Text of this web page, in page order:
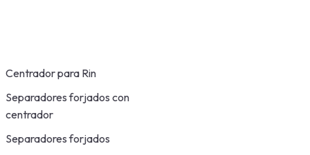
Centrador para Rin
Separadores forjados con
centrador
Separadores forjados